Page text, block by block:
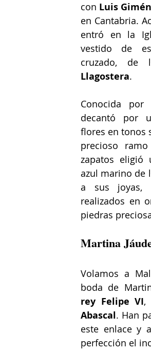
con Luis
en Cantabria.
entró en la
vestido de
cruzado, de
Llagostera.
Conocida
decantó por
flores en tonos
precioso
zapatos eligió
azul marino de
a sus joyas,
realizados en
piedras
Martina
Volamos a
rey Felipe VI,
Abascal. Han
este enlace y
perfección el